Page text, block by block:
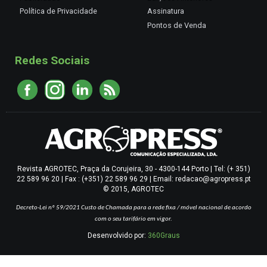
Política de Privacidade
Assinatura
Pontos de Venda
Redes Sociais
Revista AGROTEC, Praça da Corujeira, 30 - 4300-144 Porto | Tel: (+ 351)
22 589 96 20 | Fax : (+351) 22 589 96 29 | Email: redacao@agropress.pt
© 2015, AGROTEC
Decreto-Lei nº 59/2021 Custo de Chamada para a rede fixa / móvel nacional de acordo
com o seu tarifário em vigor.
Desenvolvido por: 360Graus